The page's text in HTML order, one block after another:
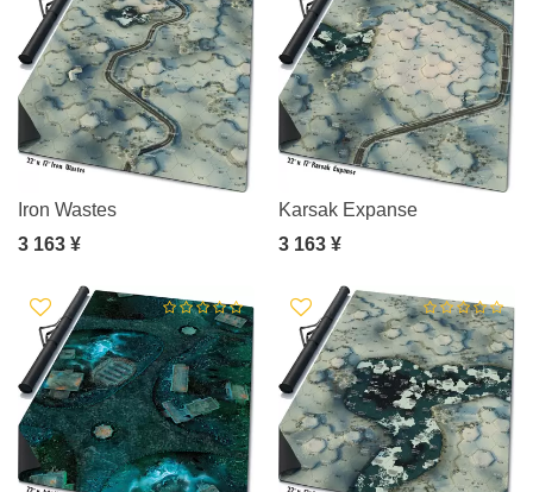
Iron Wastes
3 163 ¥
Karsak Expanse
3 163 ¥